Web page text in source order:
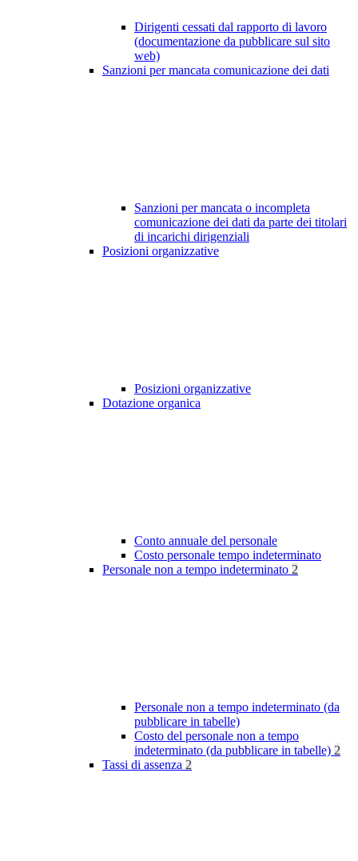
Dirigenti cessati dal rapporto di lavoro
(documentazione da pubblicare sul sito
web)
Sanzioni per mancata comunicazione dei dati
Sanzioni per mancata o incompleta
comunicazione dei dati da parte dei titolari
di incarichi dirigenziali
Posizioni organizzative
Posizioni organizzative
Dotazione organica
Conto annuale del personale
Costo personale tempo indeterminato
Personale non a tempo indeterminato 2
Personale non a tempo indeterminato (da
pubblicare in tabelle)
Costo del personale non a tempo
indeterminato (da pubblicare in tabelle) 2
Tassi di assenza 2